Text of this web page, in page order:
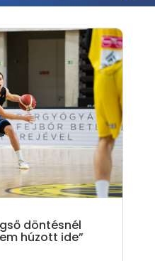
döntésnél
húzott ide”